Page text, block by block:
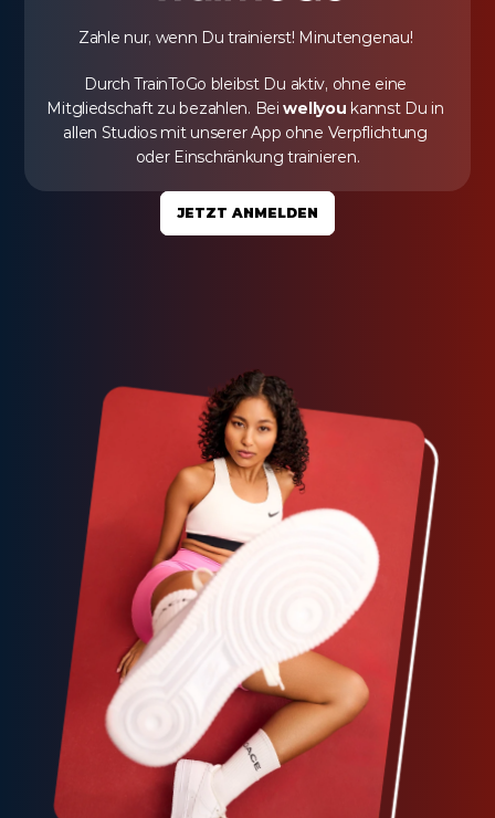
Zahle nur, wenn Du trainierst! Minutengenau!
Durch TrainToGo bleibst Du aktiv, ohne eine
Mitgliedschaft zu bezahlen. Bei wellyou kannst Du in
allen Studios mit unserer App ohne Verpflichtung
oder Einschränkung trainieren.
JETZT ANMELDEN